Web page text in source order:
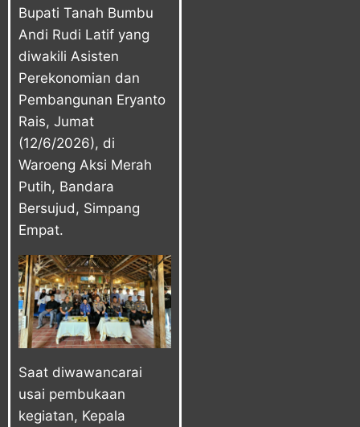
Bupati Tanah Bumbu
Andi Rudi Latif yang
diwakili Asisten
Perekonomian dan
Pembangunan Eryanto
Rais, Jumat
(12/6/2026), di
Waroeng Aksi Merah
Putih, Bandara
Bersujud, Simpang
Empat.
Saat diwawancarai
usai pembukaan
kegiatan, Kepala